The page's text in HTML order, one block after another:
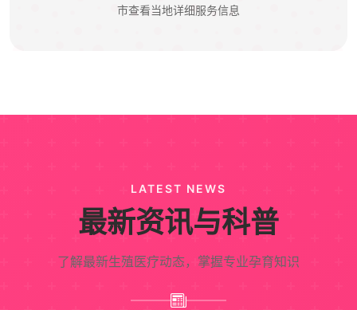
市查看当地详细服务信息
LATEST NEWS
最新资讯与科普
了解最新生殖医疗动态，掌握专业孕育知识